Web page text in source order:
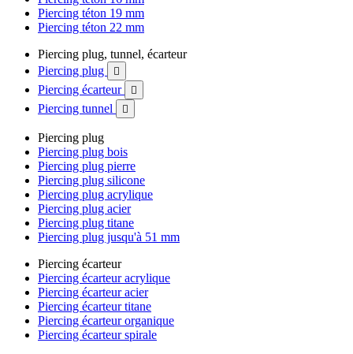
Piercing téton 19 mm
Piercing téton 22 mm
Piercing plug, tunnel, écarteur
Piercing plug

Piercing écarteur 
Piercing tunnel 
Piercing plug
Piercing plug bois
Piercing plug pierre
Piercing plug silicone
Piercing plug acrylique
Piercing plug acier
Piercing plug titane
Piercing plug jusqu'à 51 mm
Piercing écarteur
Piercing écarteur acrylique
Piercing écarteur acier
Piercing écarteur titane
Piercing écarteur organique
Piercing écarteur spirale